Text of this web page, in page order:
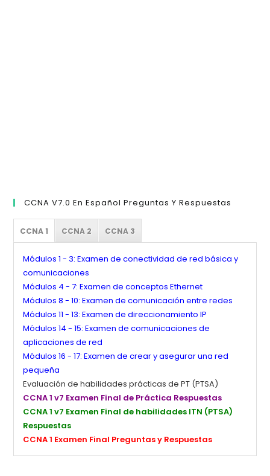
CCNA V7.0 En Español Preguntas Y Respuestas
CCNA 1 CCNA 2 CCNA 3
Módulos 1 - 3: Examen de conectividad de red básica y
comunicaciones
Módulos 4 - 7: Examen de conceptos Ethernet
Módulos 8 - 10: Examen de comunicación entre redes
Módulos 11 - 13: Examen de direccionamiento IP
Módulos 14 - 15: Examen de comunicaciones de
aplicaciones de red
Módulos 16 - 17: Examen de crear y asegurar una red
pequeña
Evaluación de habilidades prácticas de PT (PTSA)
CCNA 1 v7 Examen Final de Práctica Respuestas
CCNA 1 v7 Examen Final de habilidades ITN (PTSA)
Respuestas
CCNA 1 Examen Final Preguntas y Respuestas